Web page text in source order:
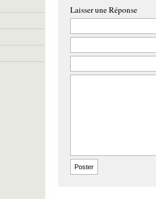
Laisser une Réponse